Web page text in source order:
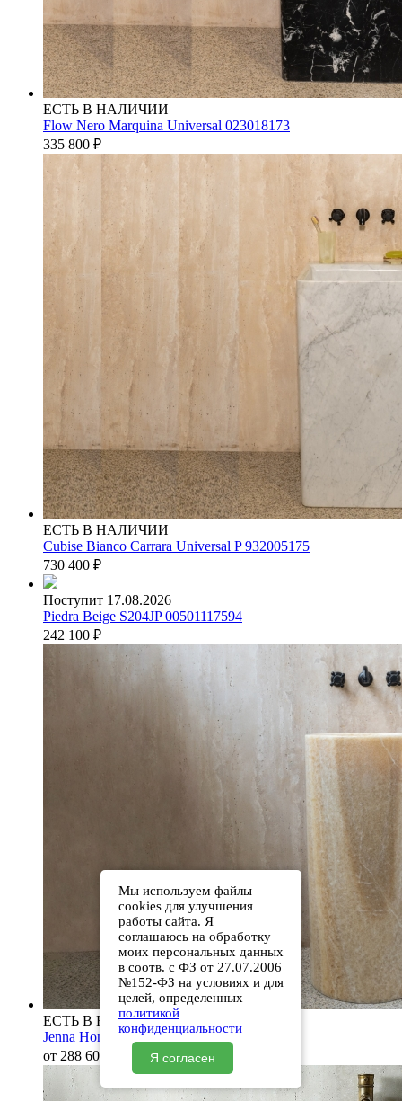
ЕСТЬ В НАЛИЧИИ
Flow Nero Marquina Universal 023018173
335 800 ₽
ЕСТЬ В НАЛИЧИИ
Cubise Bianco Carrara Universal P 932005175
730 400 ₽
Поступит 17.08.2026
Piedra Beige S204JP 00501117594
242 100 ₽
ЕСТЬ В НАЛИЧИИ
Jenna Honey Onyx
от 288 600
Мы используем файлы
cookies для улучшения
работы сайта. Я
соглашаюсь на обработку
моих персональных данных
в соотв. с ФЗ от 27.07.2006
№152-ФЗ на условиях и для
целей, определенных
политикой
конфиденциальности
Я согласен